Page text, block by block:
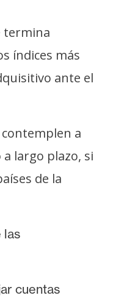
termina
índices más
ante el
a
largo plazo, si
de la
las
cuentas